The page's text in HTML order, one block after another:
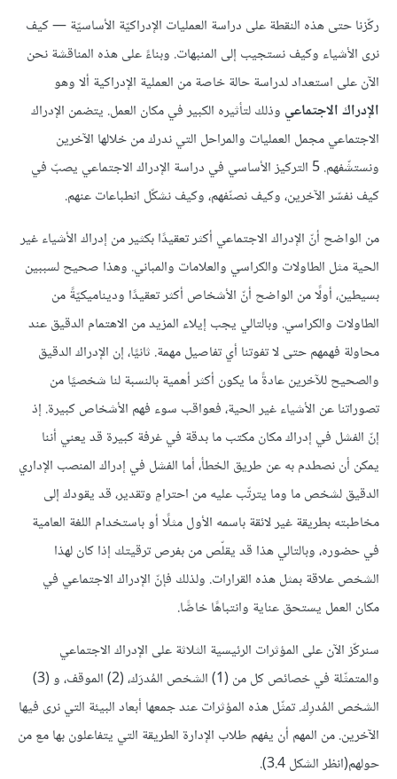
ركّزنا حتى هذه النقطة على دراسة العمليات الإدراكيّة الأساسيّة — كيف
نرى الأشياء وكيف نستجيب إلى المنبهات. وبناءً على هذه المناقشة نحن
الآن على استعداد لدراسة حالة خاصة من العملية الإدراكية ألا وهو
الإدراك الاجتماعي وذلك لتأثيره الكبير في مكان العمل. يتضمن الإدراك
الاجتماعي مجمل العمليات والمراحل التي ندرك من خلالها الآخرين
ونستشّفهم. 5 التركيز الأساسي في دراسة الإدراك الاجتماعي يصبّ في
كيف نفسّر الآخرين، وكيف نصنّفهم، وكيف نشكّل انطباعات عنهم.
من الواضح أنّ الإدراك الاجتماعي أكثر تعقيدًا بكثير من إدراك الأشياء غير
الحية مثل الطاولات والكراسي والعلامات والمباني. وهذا صحيح لسببين
بسيطين، أولًا من الواضح أنّ الأشخاص أكثر تعقيدًا وديناميكيّةً من
الطاولات والكراسي. وبالتالي يجب إيلاء المزيد من الاهتمام الدقيق عند
محاولة فهمهم حتى لا تفوتنا أي تفاصيل مهمة. ثانيًا، إن الإدراك الدقيق
والصحيح للآخرين عادةً ما يكون أكثر أهمية بالنسبة لنا شخصيًا من
تصوراتنا عن الأشياء غير الحية، فعواقب سوء فهم الأشخاص كبيرة. إذ
إنّ الفشل في إدراك مكان مكتب ما بدقة في غرفة كبيرة قد يعني أننا
يمكن أن نصطدم به عن طريق الخطأ، أما الفشل في إدراك المنصب الإداري
الدقيق لشخص ما وما يترتّب عليه من احترامٍ وتقدير، قد يقودك إلى
مخاطبته بطريقة غير لائقة باسمه الأول مثلًا أو باستخدام اللغة العامية
في حضوره، وبالتالي هذا قد يقلّص من بفرص ترقيتك إذا كان لهذا
الشخص علاقة بمثل هذه القرارات. ولذلك فإنّ الإدراك الاجتماعي في
مكان العمل يستحق عناية وانتباهًا خاصًّا.
سنركّز الآن على المؤثرات الرئيسية الثلاثة على الإدراك الاجتماعي
والمتمثّلة في خصائص كل من (1) الشخص المُدرَك، (2) الموقف، و (3)
الشخص المُدرِك. تمثّل هذه المؤثرات عند جمعها أبعاد البيئة التي نرى فيها
الآخرين. من المهم أن يفهم طلاب الإدارة الطريقة التي يتفاعلون بها مع من
حولهم(انظر الشكل 3.4).